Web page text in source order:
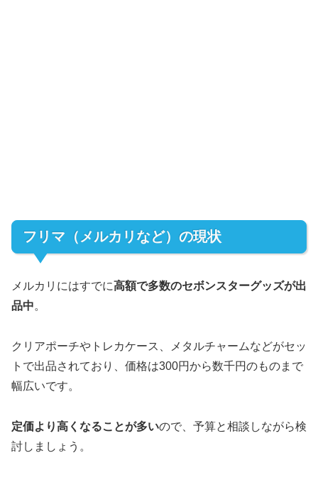
フリマ（メルカリなど）の現状
メルカリにはすでに高額で多数のセボンスターグッズが出
品中。
クリアポーチやトレカケース、メタルチャームなどがセッ
トで出品されており、価格は300円から数千円のものまで
幅広いです。
定価より高くなることが多いので、予算と相談しながら検
討しましょう。